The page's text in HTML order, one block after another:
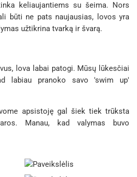
keliaujantiems su šeima. Nors
būti ne pats naujausias, lovos yra
užtikrina tvarką ir švarą.
lova labai patogi. Mūsų lūkesčiai
labiau pranoko savo 'swim up'
apsistoję gal šiek tiek trūksta
Manau, kad valymas buvo